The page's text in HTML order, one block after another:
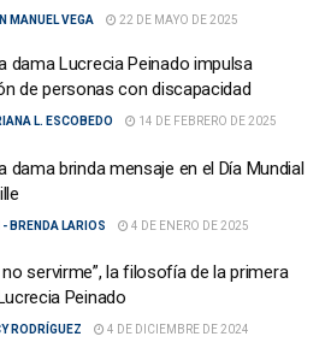
MANUEL VEGA 22 DE MAYO DE 2025
dama Lucrecia Peinado impulsa
de personas con discapacidad
L. ESCOBEDO 14 DE FEBRERO DE 2025
dama brinda mensaje en el Día Mundial
- BRENDA LARIOS 4 DE ENERO DE 2025
no servirme”, la filosofía de la primera
Peinado
RODRÍGUEZ 4 DE DICIEMBRE DE 2024